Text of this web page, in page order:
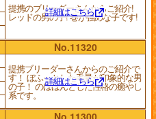
提携のブリーダーさんからご紹介!
レッドの男の子! 巻が強めな子です!
詳細はこちら
No.11320
提携ブリーダーさんからのご紹介で
す！ ぼふっとした毛量が印象的な男
の子！ のほほんとした性格の癒やし
系です。
詳細はこちら